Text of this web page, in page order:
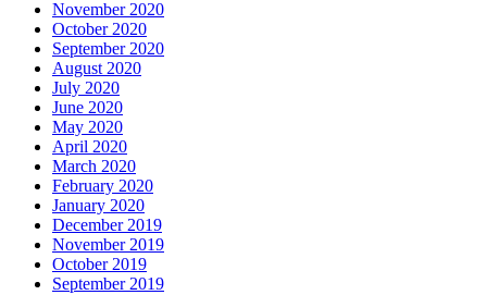
November 2020
October 2020
September 2020
August 2020
July 2020
June 2020
May 2020
April 2020
March 2020
February 2020
January 2020
December 2019
November 2019
October 2019
September 2019